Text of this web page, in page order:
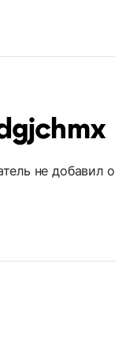
не добавил